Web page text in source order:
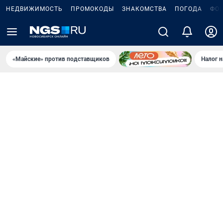
НЕДВИЖИМОСТЬ ПРОМОКОДЫ ЗНАКОМСТВА ПОГОДА
«Майские» против подставщиков Налог